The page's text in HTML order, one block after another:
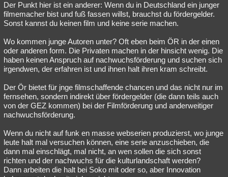
Der Punkt hier ist ein anderer: Wenn du in Deutschland ein junger
filmemacher bist und fuß fassen willst, brauchst du fördergelder.
Sonst kannst du keinen film und keine serie machen.
Wo kommen junge Autoren unter? Oft eben beim ÖR in der einen
oder anderen form. Die Privaten machen in der hinsicht wenig. Die
haben keinen Anspruch auf nachwuchsförderung und suchen sich
irgendwen, der erfahren ist und ihnen halt ihren kram schreibt.
Der Ör bietet für jnge filmschaffende chancen und das nicht nur im
fernsehen, sondern indirekt über fördergelder (die dann teils auch
von der GEZ kommen) bei der Filmförderung und anderweitiger
nachwuchsförderung.
Wenn du nicht auf funk en masse webserien produzierst, wo junge
leute halt mal versuchen können, eine serie anzuschieben, die
dann mal einschlägt, mal nicht, an wen sollen die sich sonst
richten und der nachwuchs für die kulturlandschaft werden?
Dann arbeiten die halt bei Soko mit oder so, aber Innovation